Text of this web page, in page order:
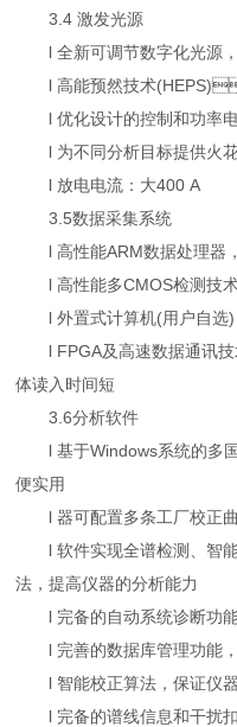
3.4 激发光源
l 全新可调节数字化光源
l 高能预然技术
l 优化设计的控制和功率电
l 为不同分析目标提供火花
l 放电电流：大400 A
3.5数据采集系统
l 高性能ARM数据处理器
l 高性能多CMOS检测技术
l 外置式计算机(用户自选)
l FPGA及高速数据通讯技术
体读入时间短
3.6分析软件
l 基于Windows系统的多国
便实用
l 器可配置多条工厂校正曲
l 软件实现全谱检测、智能
法，提高仪器的分析能力
l 完备的自动系统诊断功
l 完善的数据库管理功能
l 智能校正算法，保证仪
l 完备的谱线信息和干扰扣